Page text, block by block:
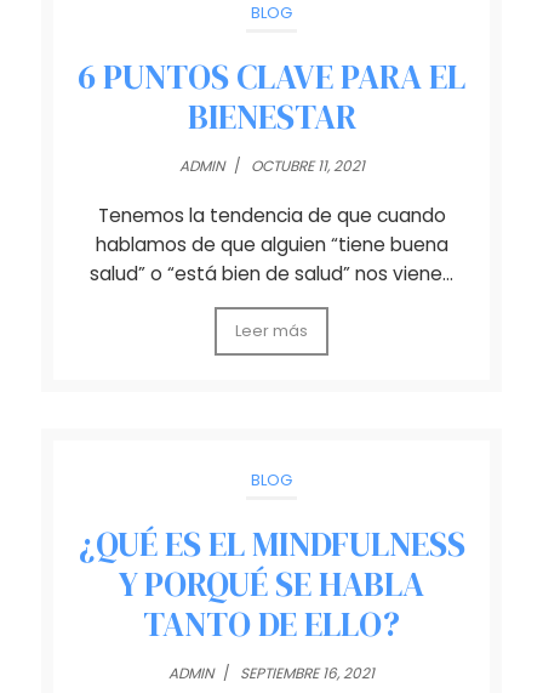
BLOG
6 PUNTOS CLAVE PARA EL
BIENESTAR
ADMIN / OCTUBRE 11, 2021
Tenemos la tendencia de que cuando
hablamos de que alguien “tiene buena
salud” o “está bien de salud” nos viene…
Leer más
BLOG
¿QUÉ ES EL MINDFULNESS
Y PORQUÉ SE HABLA
TANTO DE ELLO?
ADMIN / SEPTIEMBRE 16, 2021